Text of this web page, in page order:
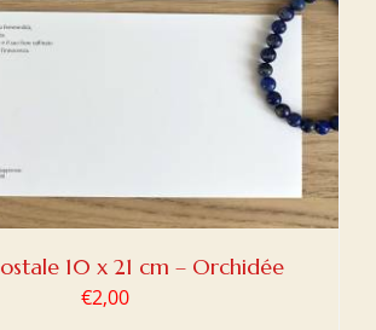
10 x 21 cm – Orchidée
€2,00